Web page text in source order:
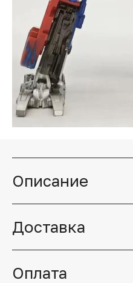
Описание
Доставка
Оплата